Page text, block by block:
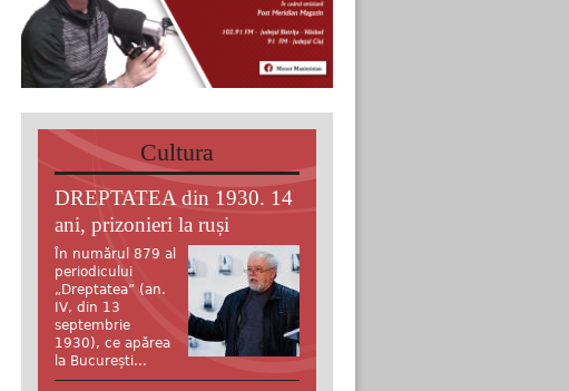
Cultura
DREPTATEA din 1930. 14
ani, prizonieri la ruși
În numărul 879 al
periodicului
„Dreptatea” (an.
IV, din 13
septembrie
1930), ce apărea
la București...